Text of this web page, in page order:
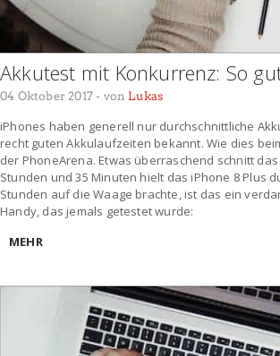
Akkutest mit Konkurrenz: So
04 Oktober 2017- von Lukas
iPhones haben generell nur durchschnittliche
recht guten Akkulaufzeiten bekannt. Wie dies
der PhoneArena. Etwas überraschend schnitt
Stunden und 35 Minuten hielt das iPhone 8 Plus
Stunden auf die Waage brachte, ist das ein
Handy, das jemals getestet wurde:
MEHR